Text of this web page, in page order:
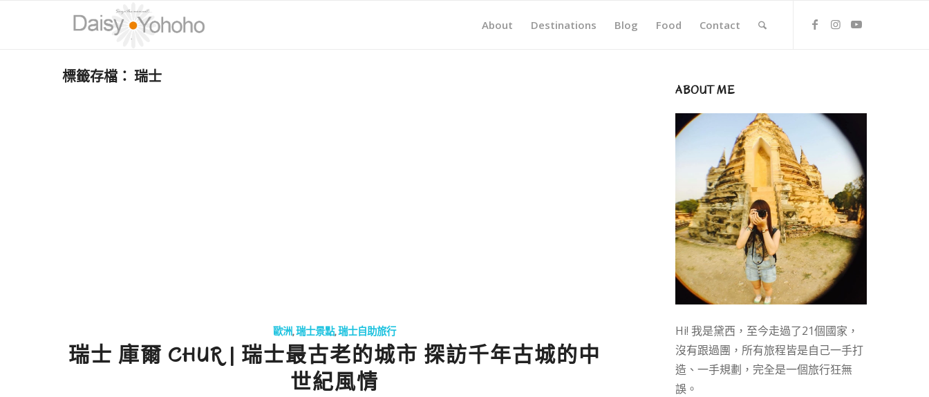
About Destinations Blog Food Contact
標籤存檔：瑞士
歐洲,瑞士景點,瑞士自助旅行
瑞士 庫爾 CHUR | 瑞士最古老的城市 探訪千年古城的中
世紀風情
ABOUT ME
Hi! 我是黛西，至今走過了21個國家，
沒有跟過團，所有旅程皆是自己一手打
造、一手規劃，完全是一個旅行狂無
誤。